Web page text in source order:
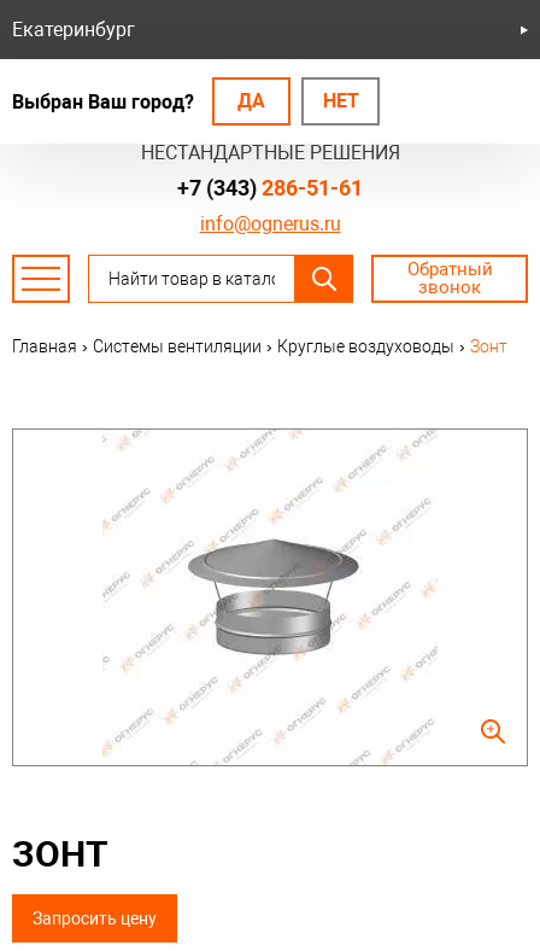
БЕЗОПАСНЫЕ СИСТЕМЫ
НЕСТАНДАРТНЫЕ РЕШЕНИЯ
Екатеринбург
Выбран Ваш город? ДА НЕТ
info@ognerus.ru
+7 (343)286-51-61
Обратный
звонок
Главная › Системы вентиляции › Круглые воздуховоды › Зонт
ЗОНТ
Запросить цену